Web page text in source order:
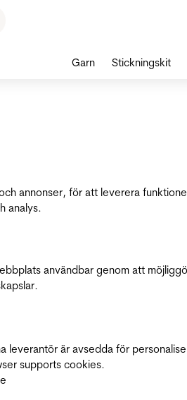
annonser, för att leverera
analys.
användbar genom att
leverantör är avsedda för
supports cookies.
Garn Stickningskit